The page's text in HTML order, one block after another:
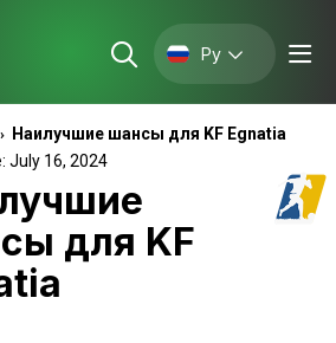
Ру
› Наилучшие шансы для KF Egnatia
July 16, 2024
для KF